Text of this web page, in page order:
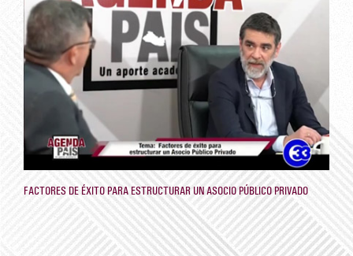
FACTORES DE ÉXITO PARA ESTRUCTURAR UN ASOCIO PÚBLICO PRIVADO